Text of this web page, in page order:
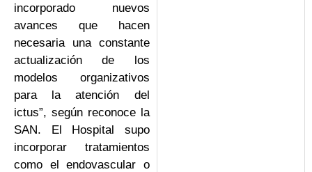
incorporado nuevos
avances que hacen
necesaria una constante
actualización de los
modelos organizativos
para la atención del
ictus”, según reconoce la
SAN. El Hospital supo
incorporar tratamientos
como el endovascular o